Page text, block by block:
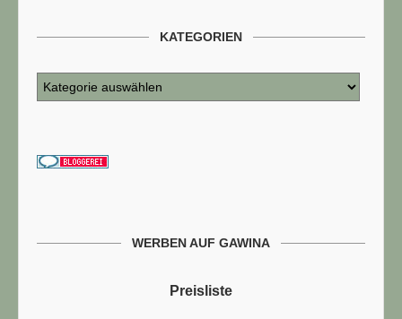
KATEGORIEN
WERBEN AUF GAWINA
Preisliste